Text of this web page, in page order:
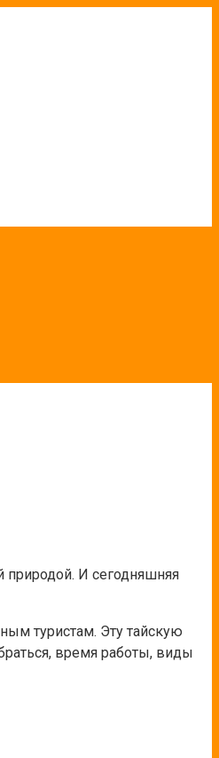
природой. И сегодняшняя
туристам. Эту тайскую
время работы, виды